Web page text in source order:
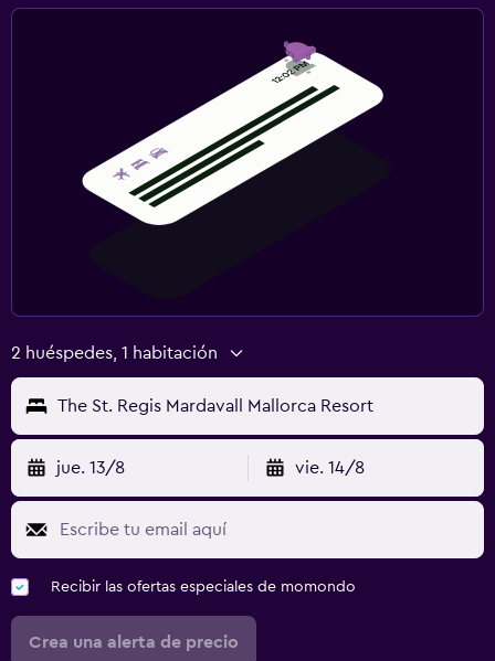
Toallas de playa
Enchufe cerca de la cama
Despertador
Sofá cama
Perchero
Sistema de entretenimiento
TV de pantalla plana
TV por cable o vía satélite
2 huéspedes, 1 habitación
The St. Regis Mardavall Mallorca Resort
jue. 13/8 vie. 14/8
Recibir las ofertas especiales de momondo
Crea una alerta de precio